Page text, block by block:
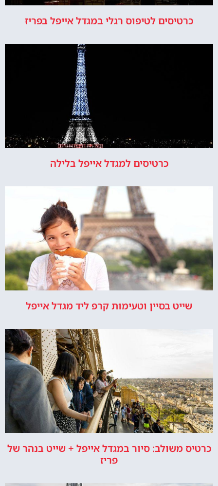
כרטיסים לטיפוס רגלי במגדל אייפל בפריז
כרטיסים למגדל אייפל בלילה
שייט בסיין וטעימות קרפ ליד מגדל אייפל
כרטיס משולב: סיור במגדל אייפל + שייט בנהר של
פריז